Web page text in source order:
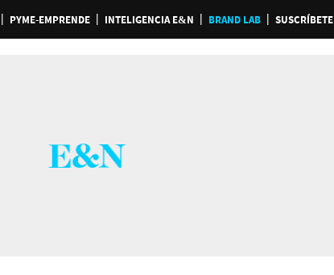
PYME-EMPRENDE INTELIGENCIA E&N BRAND LAB SUSCRÍBETE